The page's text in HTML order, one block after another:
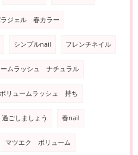
ジェル 春カラー
シンプルnail フレンチネイル
ムラッシュ ナチュラル
ボリュームラッシュ 持ち
過ごしましょう 春nail
マツエク ボリューム